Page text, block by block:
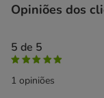
Opiniões dos
5 de 5
1 opiniões
100% das